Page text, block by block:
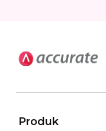
Produk